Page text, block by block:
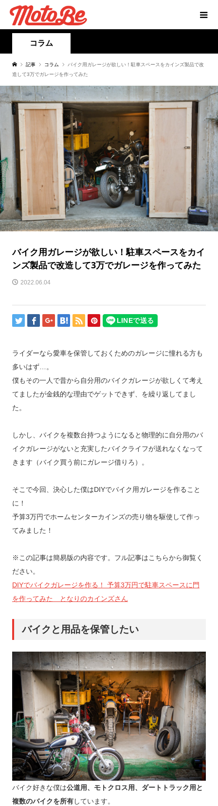
コラム
記事 コラム
バイク用ガレージが欲しい！駐車スペースをカインズ製品で改
造して3万でガレージを作ってみた
バイク用ガレージが欲しい！駐車スペースをカイ
ンズ製品で改造して3万でガレージを作ってみた
2022.06.04
ライダーなら愛車を保管しておくためのガレージに憧れる方も
多いはず…。
僕もその一人で昔から自分用のバイクガレージが欲しくて考え
てましたが金銭的な理由でゲットできず、を繰り返してまし
た。
しかし、バイクを複数台持つようになると物理的に自分用のバ
イクガレージがないと充実したバイクライフが送れなくなって
きます（バイク買う前にガレージ借りろ）。
そこで今回、決心した僕はDIYでバイク用ガレージを作ること
に！
予算3万円でホームセンターカインズの売り物を駆使して作っ
てみました！
※この記事は簡易版の内容です。フル記事はこちらから御覧く
ださい。
DIYでバイクガレージを作る！ 予算3万円で駐車スペースに門
を作ってみた となりのカインズさん
バイクと用品を保管したい
バイク好きな僕は公道用、モトクロス用、ダートトラック用と
複数のバイクを所有しています。